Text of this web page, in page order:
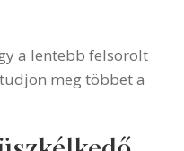
a lentebb felsorolt
meg többet a